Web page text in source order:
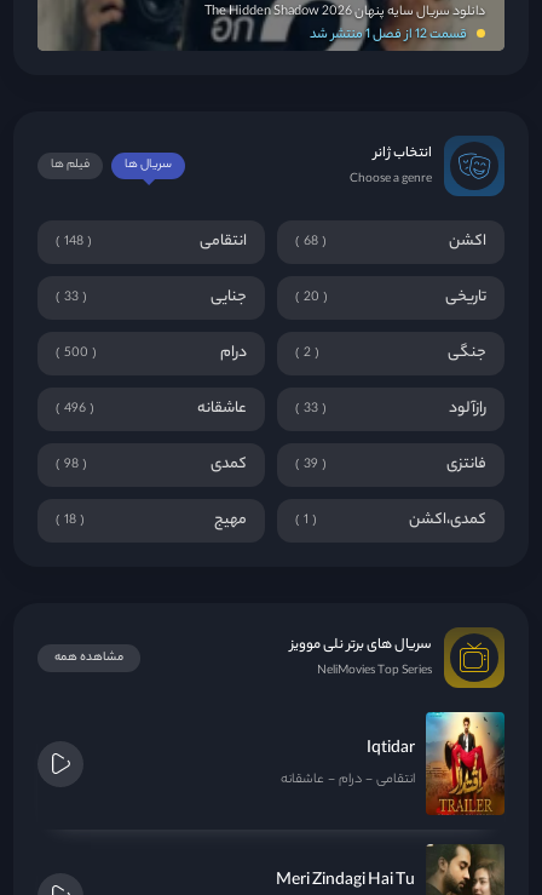
دانلود سریال سایه پنهان The Hidden Shadow 2026
قسمت 12 از فصل 1 منتشر شد
انتخاب ژانر
Choose a genre
فیلم ها سریال ها
اکشن 68 انتقامی 148
تاریخی 20 جنایی 33
جنگی 2 درام 500
رازآلود 33 عاشقانه 496
فانتزی 39 کمدی 98
کمدی،اکشن 1 مهیج 18
سریال های برتر نلی موویز
NeliMovies Top Series
مشاهده همه
Iqtidar
انتقامی درام عاشقانه
Meri Zindagi Hai Tu